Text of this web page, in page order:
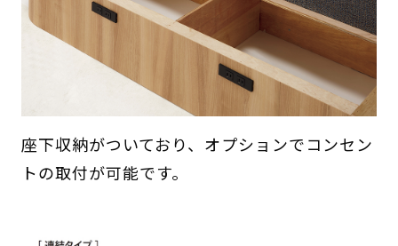
座下収納がついており、オプションでコンセン
トの取付が可能です。